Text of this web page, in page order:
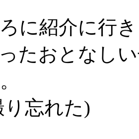
に紹介に行
たおとなし
忘れた)